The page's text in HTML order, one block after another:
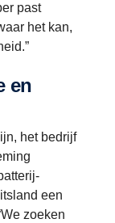
past
het kan,
het bedrijf
een
zoeken